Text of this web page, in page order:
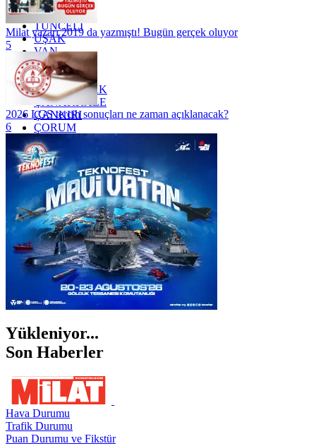
TRABZON
TUNCELİ
UŞAK
VAN
YALOVA
YOZGAT
ZONGULDAK
ÇANAKKALE
ÇANKIRI
ÇORUM
İSTANBUL
İZMİR
ŞANLIURFA
ŞIRNAK
Milat yazarı 2019 da yazmıştı! Bugün gerçek oluyor
5
2026 LGS tercih sonuçları ne zaman açıklanacak?
6
Yükleniyor...
Son Haberler
Hava Durumu
Trafik Durumu
Puan Durumu ve Fikstür